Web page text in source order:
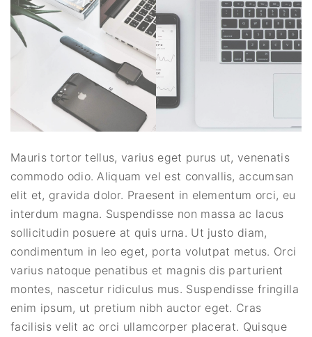
Mauris tortor tellus, varius eget purus ut, venenatis
commodo odio. Aliquam vel est convallis, accumsan
elit et, gravida dolor. Praesent in elementum orci, eu
interdum magna. Suspendisse non massa ac lacus
sollicitudin posuere at quis urna. Ut justo diam,
condimentum in leo eget, porta volutpat metus. Orci
varius natoque penatibus et magnis dis parturient
montes, nascetur ridiculus mus. Suspendisse fringilla
enim ipsum, ut pretium nibh auctor eget. Cras
facilisis velit ac orci ullamcorper placerat. Quisque